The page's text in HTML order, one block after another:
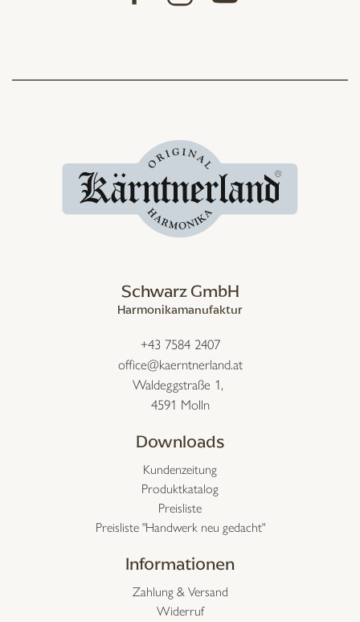
Schwarz GmbH
Harmonikamanufaktur
+43 7584 2407
office@kaerntnerland.at
Waldeggstraße 1,
4591 Molln
Downloads
Kundenzeitung
Produktkatalog
Preisliste
Preisliste "Handwerk neu gedacht"
Informationen
Zahlung & Versand
Widerruf